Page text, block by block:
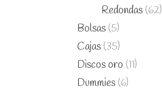
Redondas (62)
Bolsas (5)
Cajas (35)
Discos oro (11)
Dummies (6)